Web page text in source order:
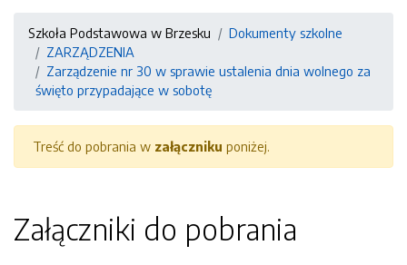
Szkoła Podstawowa w Brzesku
Dokumenty szkolne
ZARZĄDZENIA
Zarządzenie nr 30 w sprawie ustalenia dnia wolnego za
święto przypadające w sobotę
Treść do pobrania w załączniku poniżej.
Załączniki do pobrania